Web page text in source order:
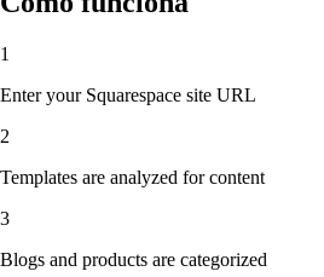
1
Enter your Squarespace site URL
2
Templates are analyzed for content
3
Blogs and products are categorized